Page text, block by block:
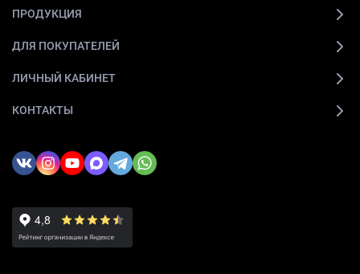
ПРОДУКЦИЯ
ДЛЯ ПОКУПАТЕЛЕЙ
ЛИЧНЫЙ КАБИНЕТ
КОНТАКТЫ